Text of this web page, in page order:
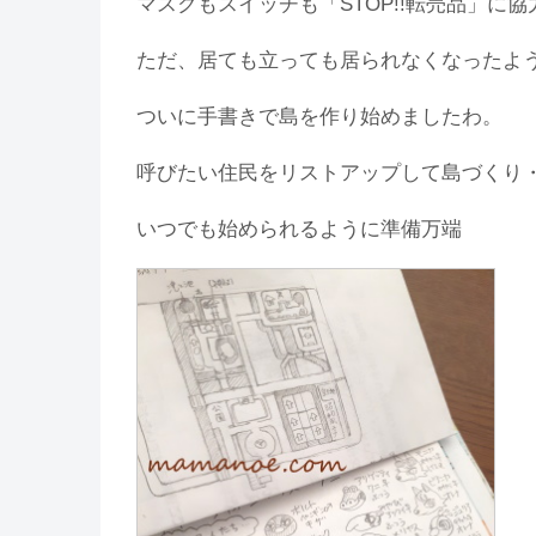
ただ、居ても立っても居られなくなったよ
ついに手書きで島を作り始めましたわ。
呼びたい住民をリストアップして島づくり
いつでも始められるように準備万端